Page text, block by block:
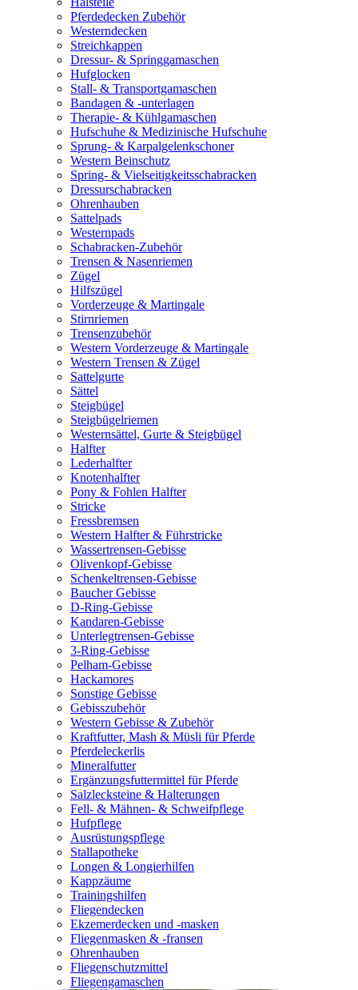
Pferdedecken Zubehör
Westerndecken
Streichkappen
Dressur- & Springgamaschen
Hufglocken
Stall- & Transportgamaschen
Bandagen & -unterlagen
Therapie- & Kühlgamaschen
Hufschuhe & Medizinische Hufschuhe
Sprung- & Karpalgelenkschoner
Western Beinschutz
Spring- & Vielseitigkeitsschabracken
Dressurschabracken
Ohrenhauben
Sattelpads
Westernpads
Schabracken-Zubehör
Trensen & Nasenriemen
Zügel
Hilfszügel
Vorderzeuge & Martingale
Stirnriemen
Trensenzubehör
Western Vorderzeuge & Martingale
Western Trensen & Zügel
Sattelgurte
Sättel
Steigbügel
Steigbügelriemen
Westernsättel, Gurte & Steigbügel
Halfter
Lederhalfter
Knotenhalfter
Pony & Fohlen Halfter
Stricke
Fressbremsen
Western Halfter & Führstricke
Wassertrensen-Gebisse
Olivenkopf-Gebisse
Schenkeltrensen-Gebisse
Baucher Gebisse
D-Ring-Gebisse
Kandaren-Gebisse
Unterlegtrensen-Gebisse
3-Ring-Gebisse
Pelham-Gebisse
Hackamores
Sonstige Gebisse
Gebisszubehör
Western Gebisse & Zubehör
Kraftfutter, Mash & Müsli für Pferde
Pferdeleckerlis
Mineralfutter
Ergänzungsfuttermittel für Pferde
Salzlecksteine & Halterungen
Fell- & Mähnen- & Schweifpflege
Hufpflege
Ausrüstungspflege
Stallapotheke
Longen & Longierhilfen
Kappzäume
Trainingshilfen
Fliegendecken
Ekzemerdecken und -masken
Fliegenmasken & -fransen
Ohrenhauben
Fliegenschutzmittel
Fliegengamaschen